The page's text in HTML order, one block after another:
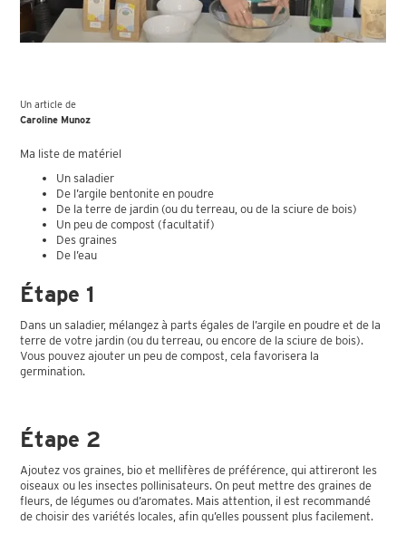
Un article de
Caroline Munoz
Ma liste de matériel
Un saladier
De l’argile bentonite en poudre
De la terre de jardin (ou du terreau, ou de la sciure de bois)
Un peu de compost (facultatif)
Des graines
De l’eau
Étape 1
Dans un saladier, mélangez à parts égales de l’argile en poudre et de la
terre de votre jardin (ou du terreau, ou encore de la sciure de bois).
Vous pouvez ajouter un peu de compost, cela favorisera la
germination.
Étape 2
Ajoutez vos graines, bio et mellifères de préférence, qui attireront les
oiseaux ou les insectes pollinisateurs. On peut mettre des graines de
fleurs, de légumes ou d’aromates. Mais attention, il est recommandé
de choisir des variétés locales, afin qu’elles poussent plus facilement.